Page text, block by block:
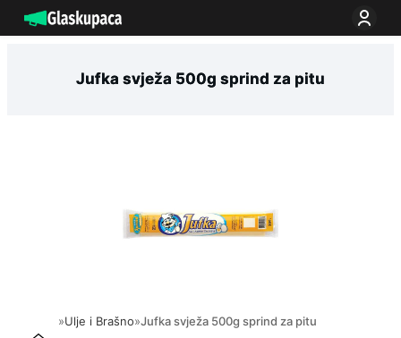
na
Jufka svježa 500g sprind za pitu
»Ulje i Brašno»Jufka svježa 500g sprind za pitu